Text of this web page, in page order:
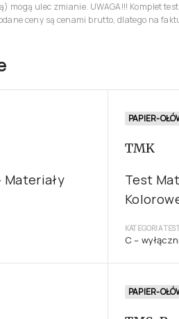
mogą ulec zmianie. UWAGA!!! Komplet
ceny są cenami brutto, dlatego na
Materiały
PAPIER-
TMK
Test
KATEGORIA
C –
PAPIER-